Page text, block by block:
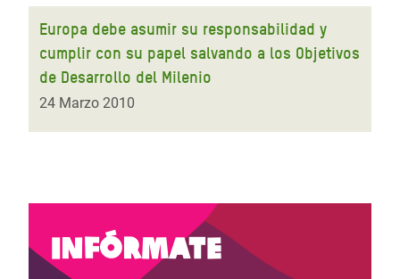
de
ayuda
la
Europa debe asumir su responsabilidad y
cumplir con su papel salvando a los Objetivos
de Desarrollo del Milenio
24 Marzo 2010
Infórmate